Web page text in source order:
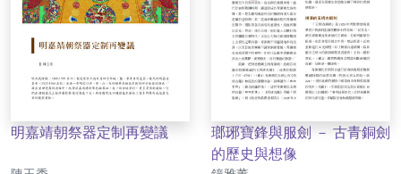
明嘉靖朝祭器定制再變議
瑯琊寶鋒與服劍 － 古青銅劍
的歷史與想像